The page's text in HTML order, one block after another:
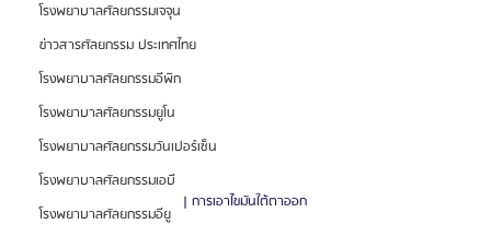
โรงพยาบาลศัลยกรรมเจจุน
ข่าวสารศัลยกรรม ประเทศไทย
โรงพยาบาลศัลยกรรมอีพิก
โรงพยาบาลศัลยกรรมยูโน
โรงพยาบาลศัลยกรรมวันเปอร์เซ็น
โรงพยาบาลศัลยกรรมเอบี
โรงพยาบาลศัลยกรรมอียู
| การเอาไขมันใต้ตาออก